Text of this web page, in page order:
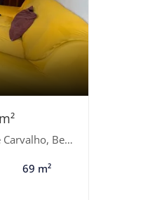
Bertioga-SP
69 m²